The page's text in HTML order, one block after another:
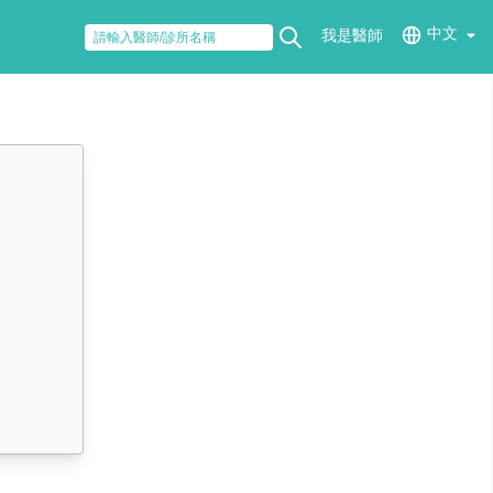
我是醫師 中文